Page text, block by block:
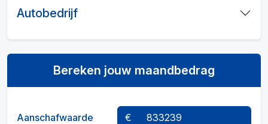
Autobedrijf
Bereken jouw maandbedrag
Aanschafwaarde €